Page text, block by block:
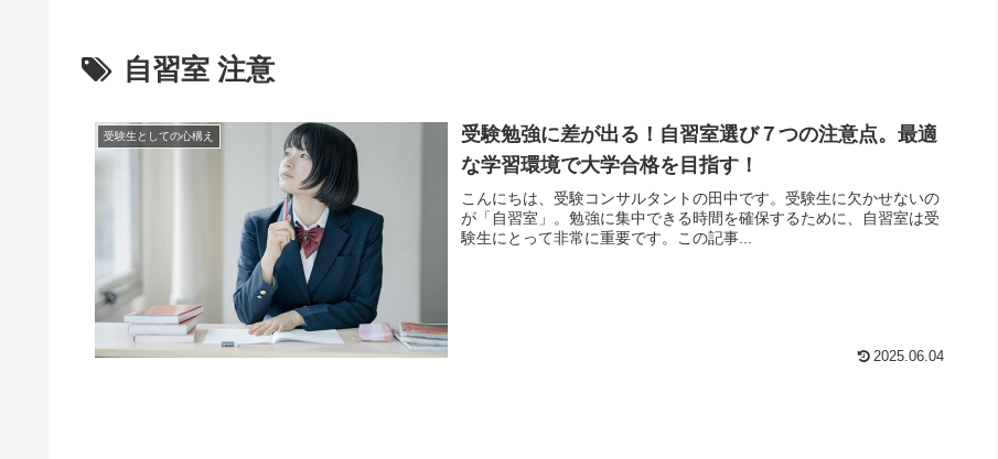
自習室 注意
受験生としての心構え
受験勉強に差が出る！自習室選び７つの注意点。最適
な学習環境で大学合格を目指す！
こんにちは、受験コンサルタントの田中です。受験生に欠かせないの
が「自習室」。勉強に集中できる時間を確保するために、自習室は受
験生にとって非常に重要です。この記事...
2025.06.04